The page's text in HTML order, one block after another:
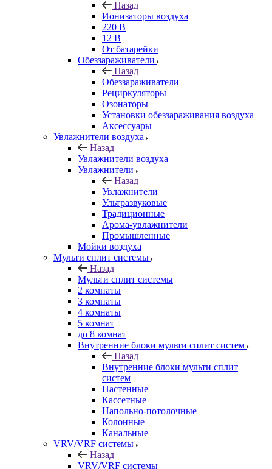
Назад
Ионизаторы воздуха
220 В
12 В
От батарейки
Обеззараживатели
Назад
Обеззараживатели
Рециркуляторы
Озонаторы
Установки обеззараживания воздуха
Аксессуары
Увлажнители воздуха
Назад
Увлажнители воздуха
Увлажнители
Назад
Увлажнители
Ультразвуковые
Традиционные
Арома-увлажнители
Промышленные
Мойки воздуха
Мульти сплит системы
Назад
Мульти сплит системы
2 комнаты
3 комнаты
4 комнаты
5 комнат
до 8 комнат
Внутренние блоки мульти сплит систем
Назад
Внутренние блоки мульти сплит
систем
Настенные
Кассетные
Напольно-потолочные
Колонные
Канальные
VRV/VRF системы
Назад
VRV/VRF системы